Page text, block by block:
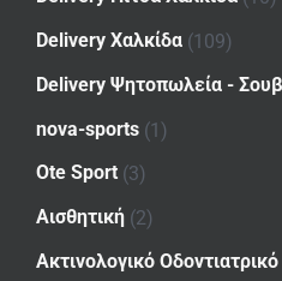
Delivery Χαλκίδα (109)
Delivery Ψητοπωλεία -
nova-sports (1)
Ote Sport (3)
Αισθητική (2)
Ακτινολογικό